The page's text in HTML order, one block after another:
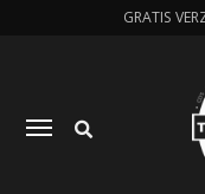
GRATIS
Toggle